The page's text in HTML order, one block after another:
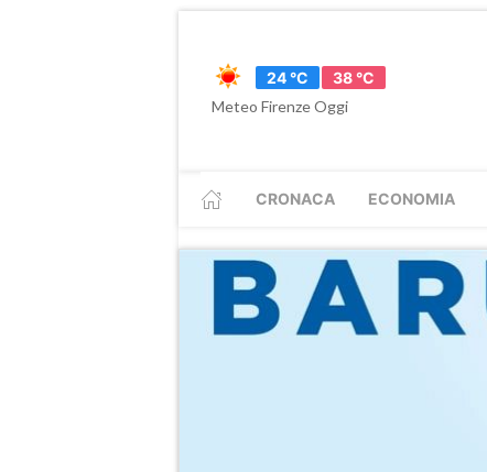
24 °C
38 °C
Meteo Firenze Oggi
CRONACA ECONOMIA